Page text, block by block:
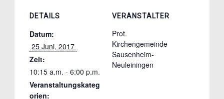
DETAILS
Datum:
25 Juni, 2017
Zeit:
10:15 a.m. - 6:00 p.m.
Veranstaltungskateg
orien:
VERANSTALTER
Prot.
Kirchengemeinde
Sausenheim-
Neuleiningen